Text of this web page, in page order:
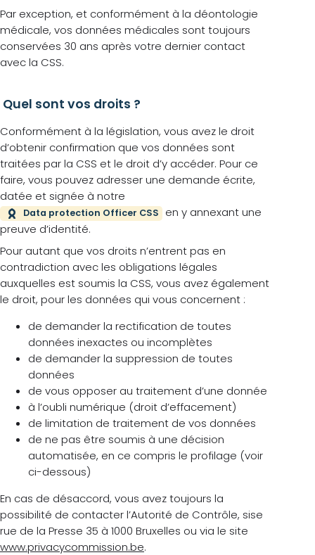
Par exception, et conformément à la déontologie
médicale, vos données médicales sont toujours
conservées 30 ans après votre dernier contact
avec la CSS.
Quel sont vos droits ?
Conformément à la législation, vous avez le droit
d’obtenir confirmation que vos données sont
traitées par la CSS et le droit d’y accéder. Pour ce
faire, vous pouvez adresser une demande écrite,
datée et signée à notre
Data protection Officer CSS en y annexant une
preuve d’identité.
Pour autant que vos droits n’entrent pas en
contradiction avec les obligations légales
auxquelles est soumis la CSS, vous avez également
le droit, pour les données qui vous concernent :
de demander la rectification de toutes
données inexactes ou incomplètes
de demander la suppression de toutes
données
de vous opposer au traitement d’une donnée
à l’oubli numérique (droit d’effacement)
de limitation de traitement de vos données
de ne pas être soumis à une décision
automatisée, en ce compris le profilage (voir
ci-dessous)
En cas de désaccord, vous avez toujours la
possibilité de contacter l’Autorité de Contrôle, sise
rue de la Presse 35 à 1000 Bruxelles ou via le site
www.privacycommission.be.